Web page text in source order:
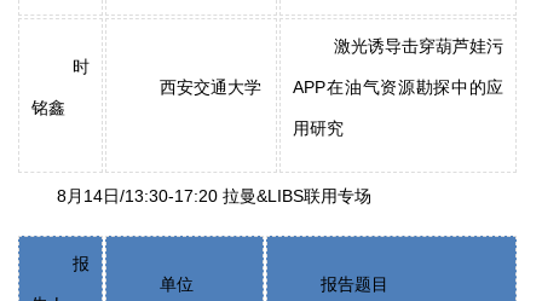
时
铭鑫
西安交通大学
激光诱导击穿葫芦娃污
APP在油气资源勘探中的应
用研究
8月14日/13:30-17:20 拉曼&LIBS联用专场
报
单位 报告题目